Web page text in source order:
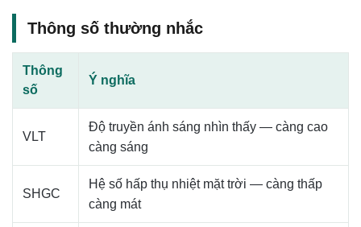
Thông số thường nhắc
Thông
số
Ý nghĩa
VLT
Độ truyền ánh sáng nhìn thấy — càng cao
càng sáng
SHGC
Hệ số hấp thụ nhiệt mặt trời — càng thấp
càng mát